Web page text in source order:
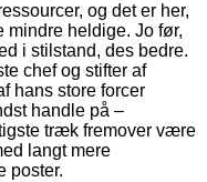
og det er her,
mindre heldige. Jo før,
i stilstand, des bedre.
chef og stifter af
hans store forcer
handle på –
træk fremover være
langt mere
poster.